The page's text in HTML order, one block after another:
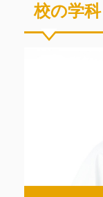
校の学